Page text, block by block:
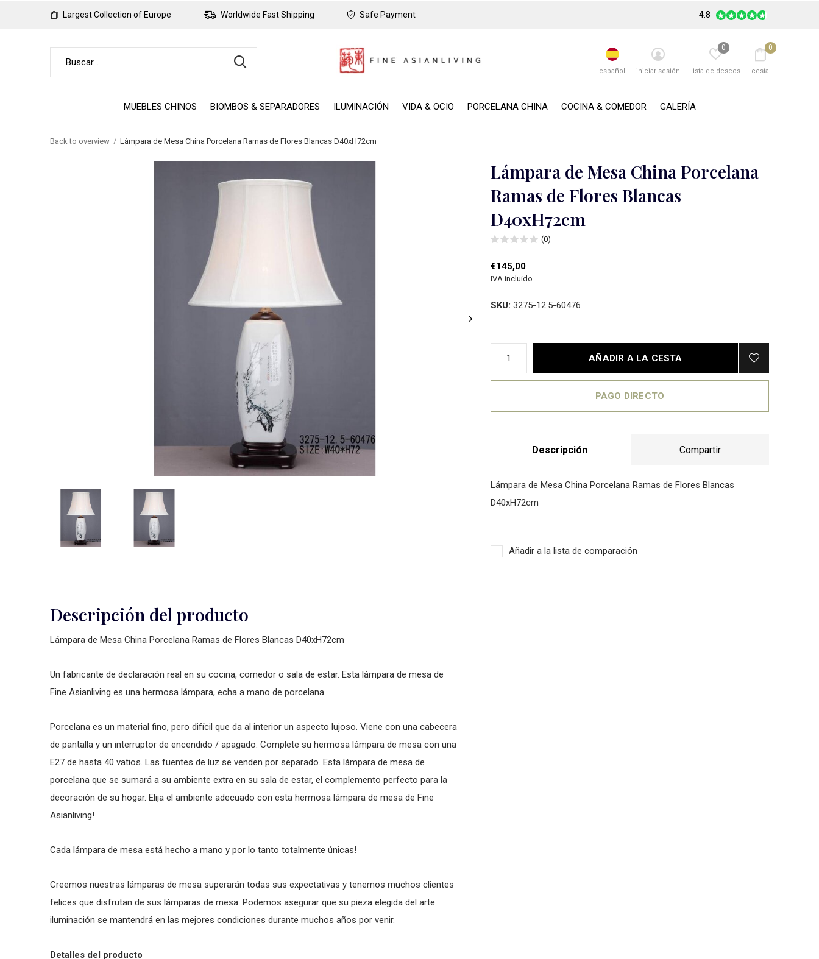
MUEBLES CHINOS BIOMBOS & SEPARADORES ILUMINACIÓN VIDA & OCIO PORCELANA CHINA COCINA & COMEDOR GALERÍA
español iniciar sesión lista de deseos
0
cesta
0
Largest Collection of Europe Worldwide Fast Shipping Safe Payment 4.8
Back to overview Lámpara de Mesa China Porcelana Ramas de Flores Blancas D40xH72cm
Lámpara de Mesa China Porcelana
Ramas de Flores Blancas
D40xH72cm
(0)
€145,00
IVA incluido
SKU: 3275-12.5-60476
AÑADIR A LA CESTA
PAGO DIRECTO
Descripción Compartir
Lámpara de Mesa China Porcelana Ramas de Flores Blancas
D40xH72cm
Añadir a la lista de comparación
Descripción del producto
Lámpara de Mesa China Porcelana Ramas de Flores Blancas D40xH72cm
Un fabricante de declaración real en su cocina, comedor o sala de estar. Esta lámpara de mesa de
Fine Asianliving es una hermosa lámpara, echa a mano de porcelana.
Porcelana es un material fino, pero difícil que da al interior un aspecto lujoso. Viene con una cabecera
de pantalla y un interruptor de encendido / apagado. Complete su hermosa lámpara de mesa con una
E27 de hasta 40 vatios. Las fuentes de luz se venden por separado. Esta lámpara de mesa de
porcelana que se sumará a su ambiente extra en su sala de estar, el complemento perfecto para la
decoración de su hogar. Elija el ambiente adecuado con esta hermosa lámpara de mesa de Fine
Asianliving!
Cada lámpara de mesa está hecho a mano y por lo tanto totalmente únicas!
Creemos nuestras lámparas de mesa superarán todas sus expectativas y tenemos muchos clientes
felices que disfrutan de sus lámparas de mesa. Podemos asegurar que su pieza elegida del arte
iluminación se mantendrá en las mejores condiciones durante muchos años por venir.
Detalles del producto